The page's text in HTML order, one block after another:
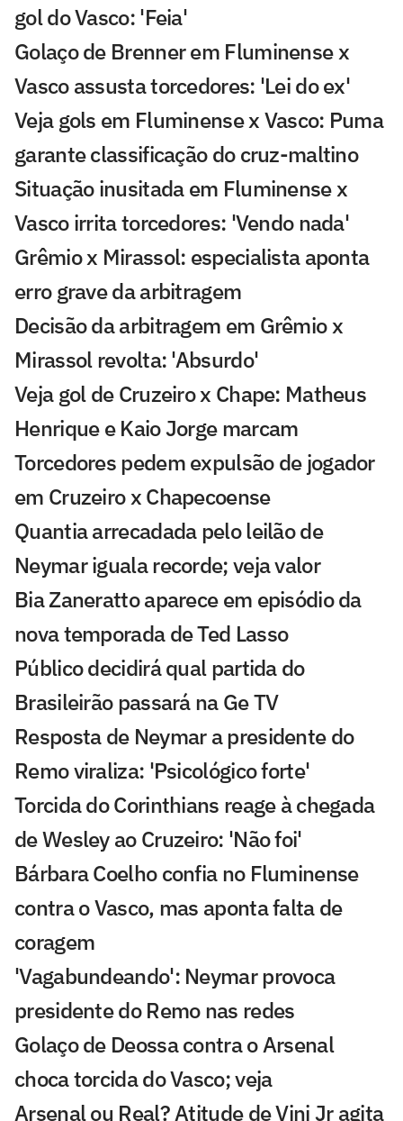
gol do Vasco: 'Feia'
Golaço de Brenner em Fluminense x
Vasco assusta torcedores: 'Lei do ex'
Veja gols em Fluminense x Vasco: Puma
garante classificação do cruz-maltino
Situação inusitada em Fluminense x
Vasco irrita torcedores: 'Vendo nada'
Grêmio x Mirassol: especialista aponta
erro grave da arbitragem
Decisão da arbitragem em Grêmio x
Mirassol revolta: 'Absurdo'
Veja gol de Cruzeiro x Chape: Matheus
Henrique e Kaio Jorge marcam
Torcedores pedem expulsão de jogador
em Cruzeiro x Chapecoense
Quantia arrecadada pelo leilão de
Neymar iguala recorde; veja valor
Bia Zaneratto aparece em episódio da
nova temporada de Ted Lasso
Público decidirá qual partida do
Brasileirão passará na Ge TV
Resposta de Neymar a presidente do
Remo viraliza: 'Psicológico forte'
Torcida do Corinthians reage à chegada
de Wesley ao Cruzeiro: 'Não foi'
Bárbara Coelho confia no Fluminense
contra o Vasco, mas aponta falta de
coragem
'Vagabundeando': Neymar provoca
presidente do Remo nas redes
Golaço de Deossa contra o Arsenal
choca torcida do Vasco; veja
Arsenal ou Real? Atitude de Vini Jr agita